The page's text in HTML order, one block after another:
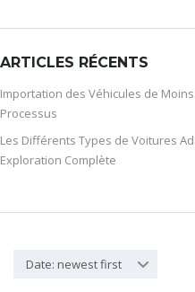
ARTICLES RÉCENTS
Importation des Véhicules de
Processus
Les Différents Types de Voitures
Exploration Complète
Date: newest first